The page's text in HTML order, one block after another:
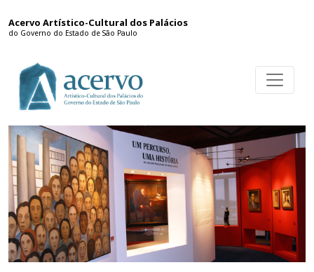
Acervo Artístico-Cultural dos Palácios
do Governo do Estado de São Paulo